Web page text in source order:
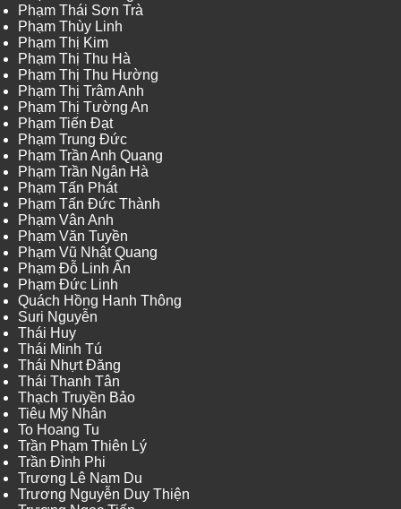
Phạm Thái Sơn Trà
Phạm Thùy Linh
Phạm Thị Kim
Phạm Thị Thu Hà
Phạm Thị Thu Hường
Phạm Thị Trâm Anh
Phạm Thị Tường An
Phạm Tiến Đạt
Phạm Trung Đức
Phạm Trần Anh Quang
Phạm Trần Ngân Hà
Phạm Tấn Phát
Phạm Tấn Đức Thành
Phạm Vân Anh
Phạm Văn Tuyền
Phạm Vũ Nhật Quang
Phạm Đỗ Linh Ấn
Phạm Đức Linh
Quách Hồng Hanh Thông
Suri Nguyễn
Thái Huy
Thái Minh Tú
Thái Nhựt Đăng
Thái Thanh Tân
Thạch Truyền Bảo
Tiêu Mỹ Nhân
To Hoang Tu
Trần Phạm Thiên Lý
Trần Đình Phi
Trương Lê Nam Du
Trương Nguyễn Duy Thiện